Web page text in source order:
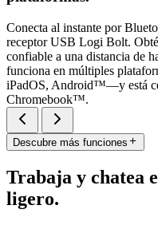
Conecta al instante por
receptor USB Logi Bolt.
confiable a una distancia de
funciona en múltiples
iPadOS, Android™—y está
Chromebook™.
Descubre más funciones
Trabaja y chatea
ligero.